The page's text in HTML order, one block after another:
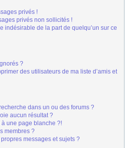
privés !
privés non sollicités !
indésirable de la part de quelqu’un sur ce
?
des utilisateurs de ma liste d’amis et
dans un ou des forums ?
aucun résultat ?
une page blanche ?!
membres ?
messages et sujets ?